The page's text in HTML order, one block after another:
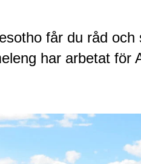
får du råd
har arbetat